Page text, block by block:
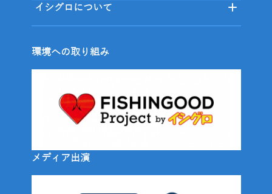
イシグロについて
環境への取り組み
メディア出演